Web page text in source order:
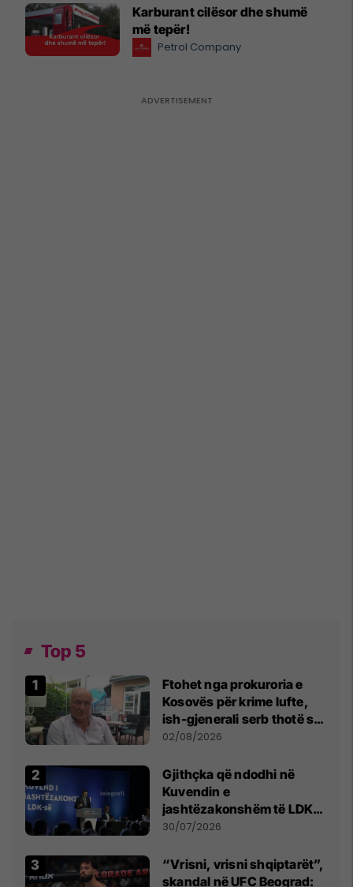
Karburant cilësor dhe shumë
më tepër!
Petrol Company
Top 5
Ftohet nga prokuroria e
Kosovës për krime lufte,
ish-gjenerali serb thotë se
dikush e tradhtoi në
02/08/2026
Gjithçka që ndodhi në
Kuvendin e
jashtëzakonshëm të LDK-
së
30/07/2026
“Vrisni, vrisni shqiptarët”,
skandal në UFC Beograd: